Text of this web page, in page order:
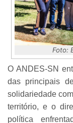
Foto:
O ANDES-SN
das principais
solidariedade
território, e o
política